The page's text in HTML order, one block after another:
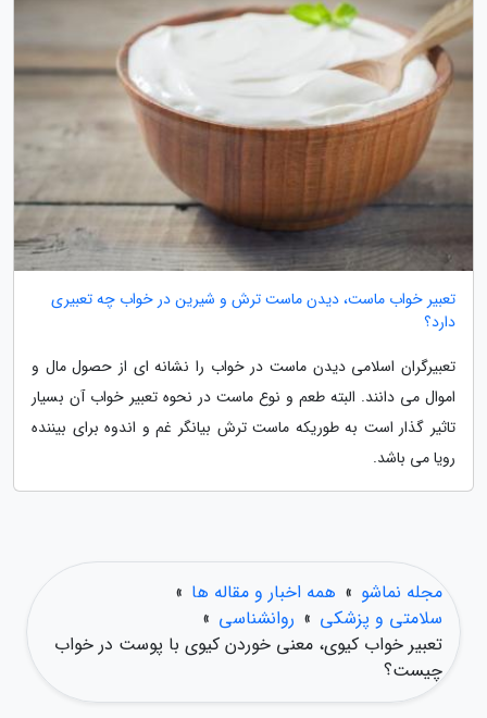
تعبیر خواب ماست، دیدن ماست ترش و شیرین در خواب چه تعبیری
دارد؟
تعبیرگران اسلامی دیدن ماست در خواب را نشانه ای از حصول مال و
اموال می دانند. البته طعم و نوع ماست در نحوه تعبیر خواب آن بسیار
تاثیر گذار است به طوریکه ماست ترش بیانگر غم و اندوه برای بیننده
رویا می باشد.
مجله نماشو » همه اخبار و مقاله ها »
سلامتی و پزشکی » روانشناسی »
تعبیر خواب کیوی، معنی خوردن کیوی با پوست در خواب
چیست؟